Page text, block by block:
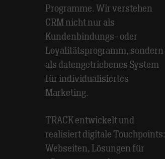
Programme. Wir verstehen
CRM nicht nur als
Kundenbindungs- oder
Loyalitätsprogramm, sondern
als datengetriebenes System
für individualisiertes
Marketing.
TRACK entwickelt und
realisiert digitale Touchpoints:
Webseiten, Lösungen für